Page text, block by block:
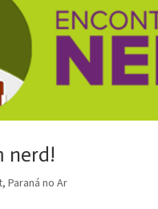
nerd!
,Paraná no Ar